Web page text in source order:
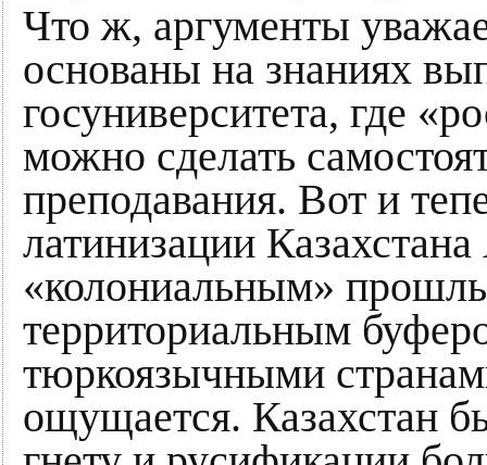
Что ж, аргументы
основаны на знаниях
госуниверситета, где
можно сделать
преподавания. Вот и
латинизации
«колониальным»
территориальным
тюркоязычными
ощущается. Казахстан